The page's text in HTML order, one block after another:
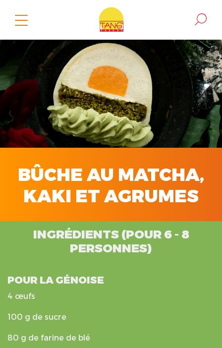
BÛCHE AU MATCHA,
KAKI ET AGRUMES
INGRÉDIENTS (POUR 6 - 8
PERSONNES)
POUR LA GÉNOISE
4 œufs
100 g de sucre
80 g de farine de blé